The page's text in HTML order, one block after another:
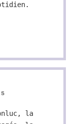
la